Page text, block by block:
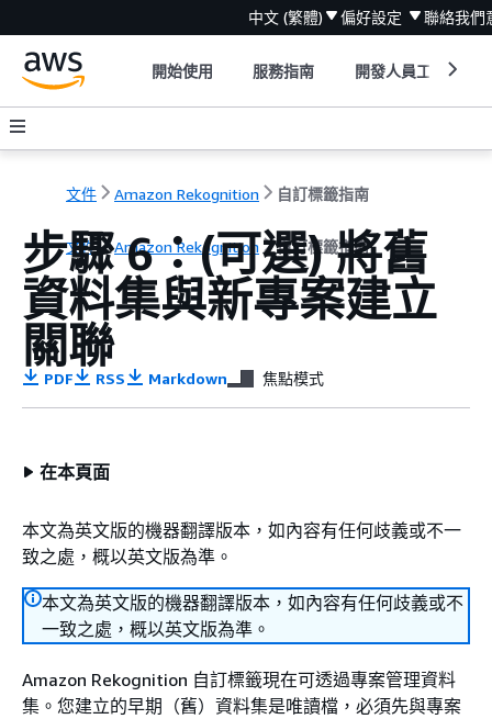
中文 (繁體) 偏好設定 聯絡我們
開始使用 服務指南 開發人員工具
文件 Amazon Rekognition 自訂標籤指南
文件 Amazon Rekognition 自訂標籤指南
步驟 6：(可選) 將舊
資料集與新專案建立
關聯
PDF RSS Markdown 焦點模式
在本頁面
本文為英文版的機器翻譯版本，如內容有任何歧義或不一
致之處，概以英文版為準。
本文為英文版的機器翻譯版本，如內容有任何歧義或不
一致之處，概以英文版為準。
Amazon Rekognition 自訂標籤現在可透過專案管理資料
集。您建立的早期（舊）資料集是唯讀檔，必須先與專案